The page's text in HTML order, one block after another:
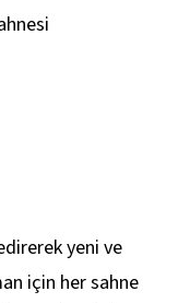
yeni ve
için her sahne